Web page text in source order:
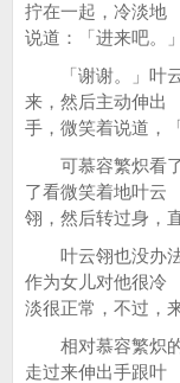
拧在一起，冷淡地
说道：「进来吧。」
「谢谢。」叶云
来，然后主动伸出
手，微笑着说道，
可慕容繁炽看了
了看微笑着地叶云
翎，然后转过身，
叶云翎也没办法
作为女儿对他很冷
淡很正常，不过，
相对慕容繁炽的
走过来伸出手跟叶